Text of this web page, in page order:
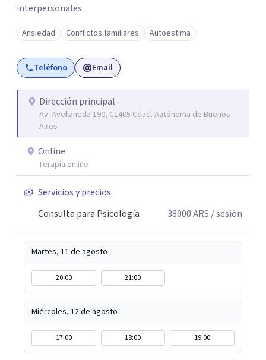
interpersonales.
Ansiedad Conflictos familiares Autoestima
Teléfono Email
Dirección principal
Av. Avellaneda 190, C1405 Cdad. Autónoma de Buenos
Aires
Online
Terapia online
Servicios y precios
Consulta para Psicología
38000ARS / sesión
Martes, 11 de agosto
20:00 21:00
Miércoles, 12 de agosto
17:00 18:00 19:00